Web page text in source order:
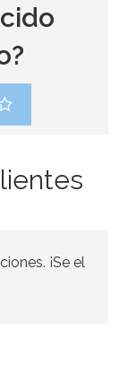
¡Se el